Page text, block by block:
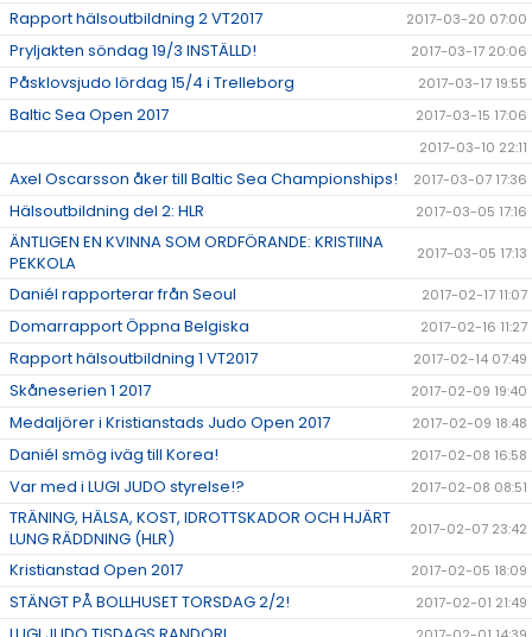
Rapport hälsoutbildning 2 VT2017 2017-03-20 07:00
Pryljakten söndag 19/3 INSTÄLLD! 2017-03-17 20:06
Påsklovsjudo lördag 15/4 i Trelleborg 2017-03-17 19:55
Baltic Sea Open 2017
2017-03-15 17:06
2017-03-10 22:11
Axel Oscarsson åker till Baltic Sea Championships! 2017-03-07 17:36
Hälsoutbildning del 2: HLR 2017-03-05 17:16
ÄNTLIGEN EN KVINNA SOM ORDFÖRANDE: KRISTIINA
PEKKOLA
2017-03-05 17:13
Daniél rapporterar från Seoul 2017-02-17 11:07
Domarrapport Öppna Belgiska 2017-02-16 11:27
Rapport hälsoutbildning 1 VT2017 2017-02-14 07:49
Skåneserien 1 2017 2017-02-09 19:40
Medaljörer i Kristianstads Judo Open 2017 2017-02-09 18:48
Daniél smög iväg till Korea! 2017-02-08 16:58
Var med i LUGI JUDO styrelse!? 2017-02-08 08:51
TRÄNING, HÄLSA, KOST, IDROTTSKADOR OCH HJÄRT
LUNG RÄDDNING (HLR)
2017-02-07 23:42
Kristianstad Open 2017 2017-02-05 18:09
STÄNGT PÅ BOLLHUSET TORSDAG 2/2! 2017-02-01 21:49